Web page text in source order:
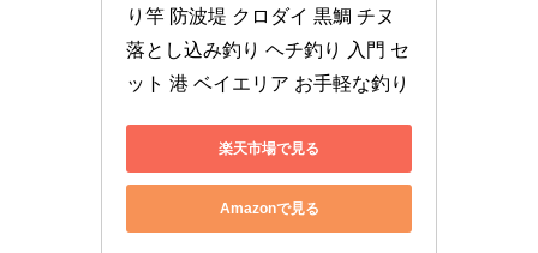
り竿 防波堤 クロダイ 黒鯛 チヌ
落とし込み釣り ヘチ釣り 入門 セ
ット 港 ベイエリア お手軽な釣り
楽天市場で見る
Amazonで見る